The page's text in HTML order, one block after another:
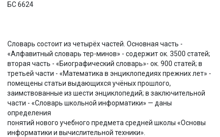
БС 6624
Словарь состоит из четырёх частей. Основная часть -
«Алфавитный словарь тер-минов» - содержит ок. 3500 статей;
вторая часть - «Биографический словарь»- ок. 900 статей; в
третьей части - «Математика в энциклопедиях прежних лет» -
помещены статьи выдающихся учёных прошлого,
заимствованные из шести энциклопедий; в заключительной
части - «Словарь школьной информатики» — даны
определения
понятий нового учебного предмета средней школы «Основы
информатики и вычислительной техники».